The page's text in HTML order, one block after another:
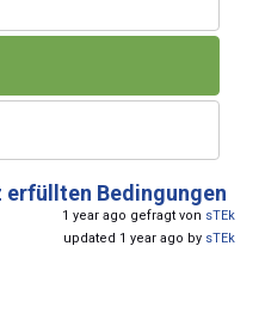
Bedingungen
1 year ago gefragt von sTEk
updated 1 year ago by sTEk